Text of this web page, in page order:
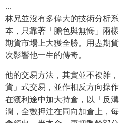
…
林兄並沒有多偉大的技術分析
本，只靠著「膽色與無悔」兩
期貨市場上大獲全勝。用盡期
次影響他一生的傳奇。
他的交易方法，其實並不複雜
貨」式交易，並作相反方向操
在獲利途中加大持倉，以「反
潤，全數押注在同向加倉上，